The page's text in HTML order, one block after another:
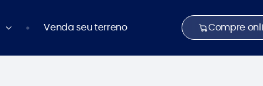
Venda seu terreno Compre